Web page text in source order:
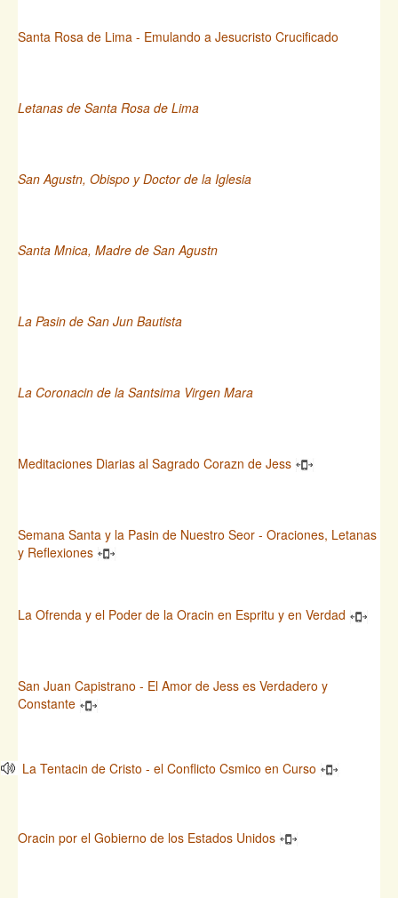
Santa Rosa de Lima - Emulando a Jesucristo Crucificado
Letanas de Santa Rosa de Lima
San Agustn, Obispo y Doctor de la Iglesia
Santa Mnica, Madre de San Agustn
La Pasin de San Jun Bautista
La Coronacin de la Santsima Virgen Mara
Meditaciones Diarias al Sagrado Corazn de Jess
Semana Santa y la Pasin de Nuestro Seor - Oraciones, Letanas
y Reflexiones
La Ofrenda y el Poder de la Oracin en Espritu y en Verdad
San Juan Capistrano - El Amor de Jess es Verdadero y
Constante
La Tentacin de Cristo - el Conflicto Csmico en Curso
Oracin por el Gobierno de los Estados Unidos